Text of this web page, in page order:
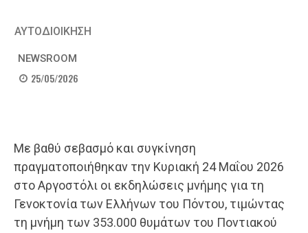
ΑΥΤΟΔΙΟΙΚΗΣΗ
NEWSROOM
25/05/2026
Με βαθύ σεβασμό και συγκίνηση
πραγματοποιήθηκαν την Κυριακή 24 Μαΐου 2026
στο Αργοστόλι οι εκδηλώσεις μνήμης για τη
Γενοκτονία των Ελλήνων του Πόντου, τιμώντας
τη μνήμη των 353.000 θυμάτων του Ποντιακού